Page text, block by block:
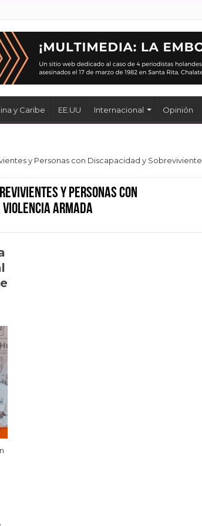
y Caribe EE.UU Internacional Opinión
y Personas con Discapacidad y Sobreviviente
y Personas con
Armada